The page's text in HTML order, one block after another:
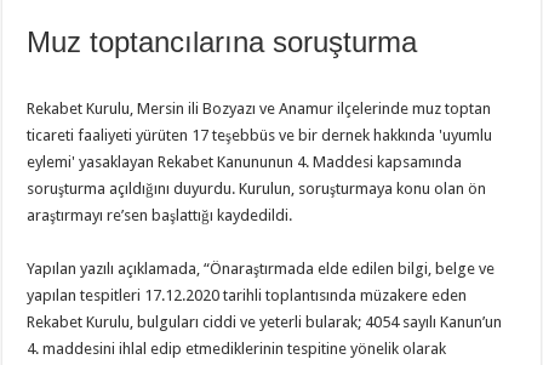
Muz toptancılarına soruşturma
Rekabet Kurulu, Mersin ili Bozyazı ve Anamur ilçelerinde muz toptan
ticareti faaliyeti yürüten 17 teşebbüs ve bir dernek hakkında 'uyumlu
eylemi' yasaklayan Rekabet Kanununun 4. Maddesi kapsamında
soruşturma açıldığını duyurdu. Kurulun, soruşturmaya konu olan ön
araştırmayı re’sen başlattığı kaydedildi.
Yapılan yazılı açıklamada, “Önaraştırmada elde edilen bilgi, belge ve
yapılan tespitleri 17.12.2020 tarihli toplantısında müzakere eden
Rekabet Kurulu, bulguları ciddi ve yeterli bularak; 4054 sayılı Kanun’un
4. maddesini ihlal edip etmediklerinin tespitine yönelik olarak